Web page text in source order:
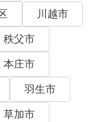
川越市
秩父市
本庄市
羽生市
草加市